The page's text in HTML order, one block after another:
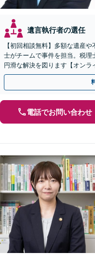
遺言執行者の選任
【初回相談無料】多額な遺産
士がチームで事件を担当。税理
円滑な解決を図ります【オンラ
電話でお問い合わせ